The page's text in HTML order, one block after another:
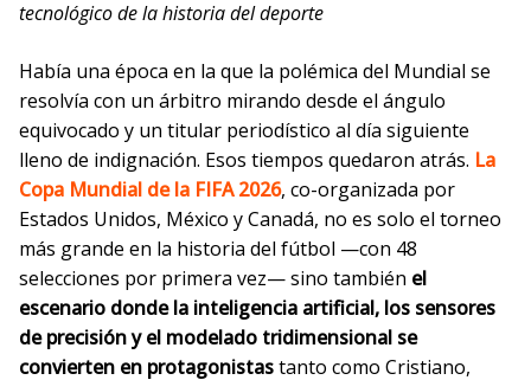
tecnológico de la historia del deporte
Había una época en la que la polémica del Mundial se
resolvía con un árbitro mirando desde el ángulo
equivocado y un titular periodístico al día siguiente
lleno de indignación. Esos tiempos quedaron atrás. La
Copa Mundial de la FIFA 2026, co-organizada por
Estados Unidos, México y Canadá, no es solo el torneo
más grande en la historia del fútbol —con 48
selecciones por primera vez— sino también el
escenario donde la inteligencia artificial, los sensores
de precisión y el modelado tridimensional se
convierten en protagonistastanto como Cristiano,